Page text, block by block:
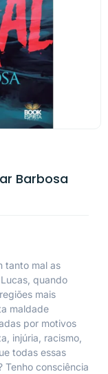
Barbosa
tanto mal as
quando
mais
maldade
por motivos
injúria, racismo,
todas essas
Tenho consciência